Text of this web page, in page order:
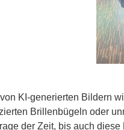
KI-generierten Bildern
Brillenbügeln oder
der Zeit, bis auch diese